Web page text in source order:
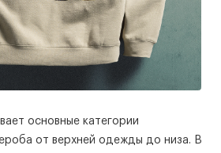
основные категории
от верхней одежды до низа. В